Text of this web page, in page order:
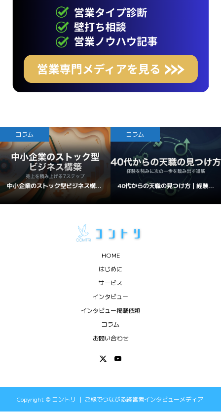
コラム
中小企業のストック型ビジネス構...
コラム
40代からの天職の見つけ方｜経験...
HOME
はじめに
サービス
インタビュー
インタビュー掲載依頼
コラム
お問い合わせ
Copyright © コントリ ｜ ご縁でつながる経営者インタビューメディア.